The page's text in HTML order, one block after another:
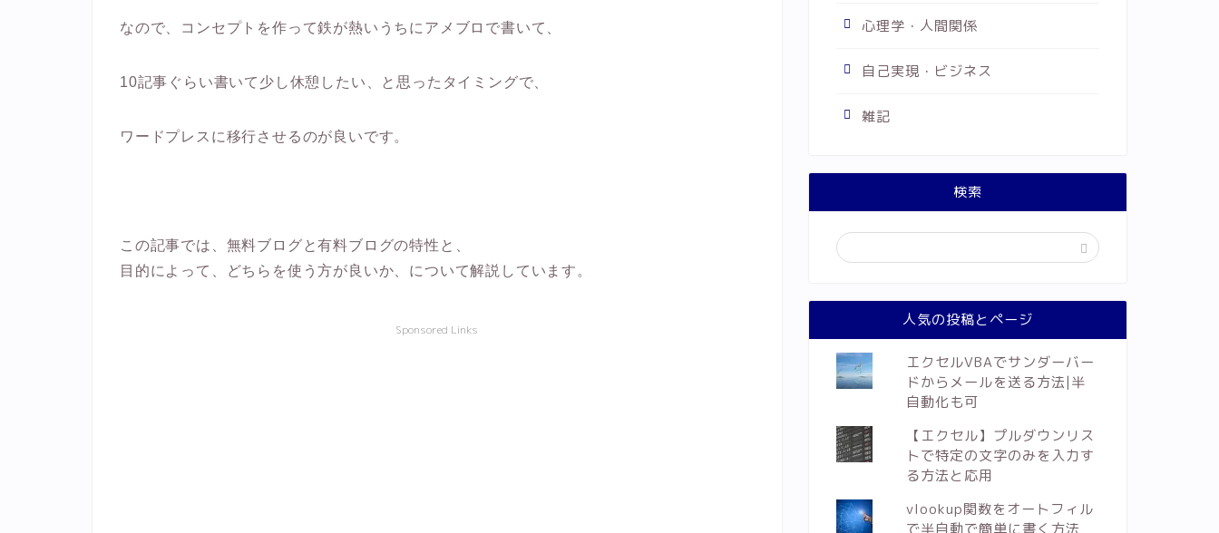
なので、コンセプトを作って鉄が熱いうちにアメブロで書いて、
10記事ぐらい書いて少し休憩したい、と思ったタイミングで、
ワードプレスに移行させるのが良いです。
この記事では、無料ブログと有料ブログの特性と、
目的によって、どちらを使う方が良いか、について解説しています。
Sponsored Links
心理学・人間関係
自己実現・ビジネス
雑記
検索
人気の投稿とページ
エクセルVBAでサンダーバー
ドからメールを送る方法|半
自動化も可
【エクセル】プルダウンリス
トで特定の文字のみを入力す
る方法と応用
vlookup関数をオートフィル